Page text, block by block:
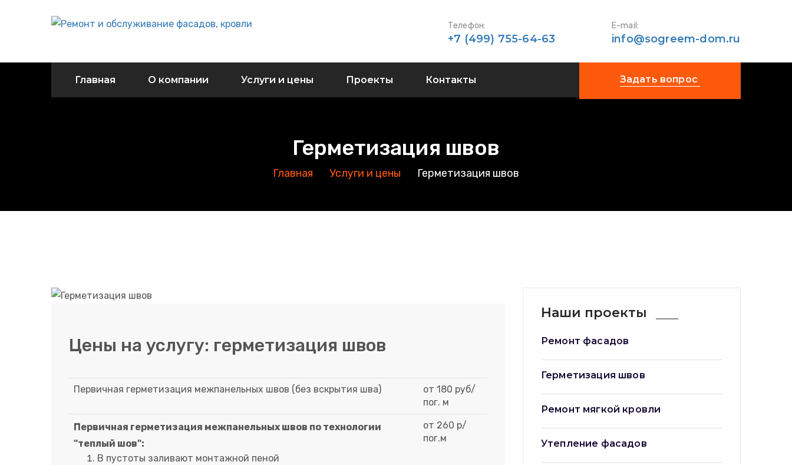
Телефон:
+7 (499) 755-64-63
E-mail:
info@sogreem-dom.ru
Главная О компании Услуги и цены Проекты Контакты Задать вопрос
Герметизация швов
Главная Услуги и цены Герметизация швов
Цены на услугу: герметизация швов
Первичная герметизация межпанельных швов (без вскрытия шва)
от 180 руб/
пог. м
Первичная герметизация межпанельных швов по технологии
"теплый шов":
В пустоты заливают монтажной пеной
от 260 р/
пог.м
Наши проекты
Ремонт фасадов
Герметизация швов
Ремонт мягкой кровли
Утепление фасадов